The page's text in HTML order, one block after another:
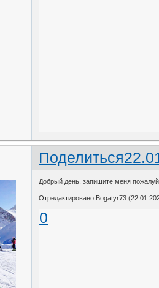
Поделиться
Добрый день, запишите меня
Отредактировано Bogatyr73
0